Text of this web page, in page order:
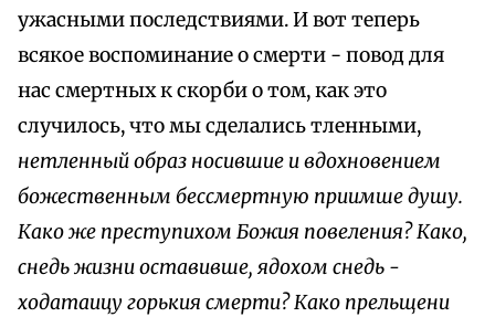
ужасными последствиями. И вот теперь
всякое воспоминание о смерти - повод для
нас смертных к скорби о том, как это
случилось, что мы сделались тленными,
нетленный образ носившие и вдохновением
божественным бессмертную приимше душу.
Како же преступихом Божия повеления? Како,
снедь жизни оставивше, ядохом снедь -
ходатаицу горькия смерти? Како прельщени